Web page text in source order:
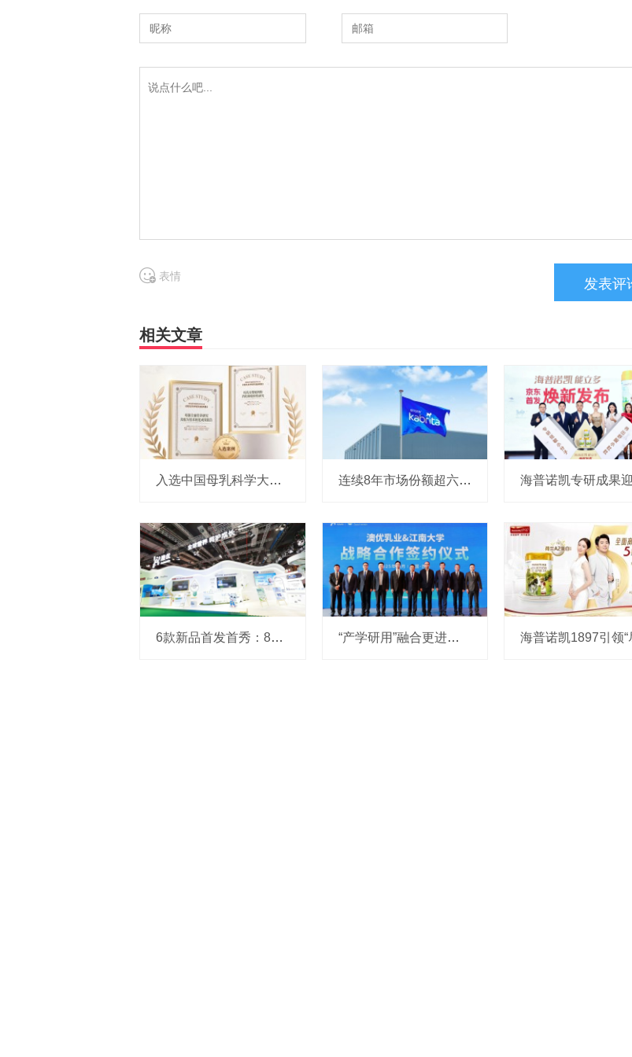
表情
相关文章
入选中国母乳科学大会案例集，海普诺凯的全面营养“科学底牌”是什么？ 连续8年市场份额超六成，佳贝艾特凭什么稳坐全球羊奶第一品牌宝座？
6款新品首发首秀：8年进博“全勤生”澳优，今年带来了什么新惊喜？ “产学研用”融合更进一步！澳优宣布与江南大学续约6年，共建两大创新中心并获优质菌株转让